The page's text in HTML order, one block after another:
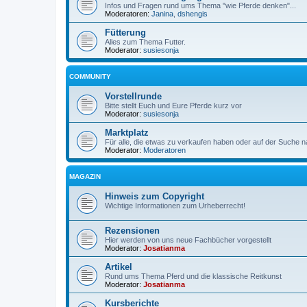
Infos und Fragen rund ums Thema "wie Pferde denken"...
Moderatoren: Janina dshengis
Fütterung
Alles zum Thema Futter.
Moderator: susiesonja
COMMUNITY
Vorstellrunde
Bitte stellt Euch und Eure Pferde kurz vor
Moderator: susiesonja
Marktplatz
Für alle, die etwas zu verkaufen haben oder auf der Suche
Moderator: Moderatoren
MAGAZIN
Hinweis zum Copyright
Wichtige Informationen zum Urheberrecht!
Rezensionen
Hier werden von uns neue Fachbücher vorgestellt
Moderator: Josatianma
Artikel
Rund ums Thema Pferd und die klassische Reitkunst
Moderator: Josatianma
Kursberichte